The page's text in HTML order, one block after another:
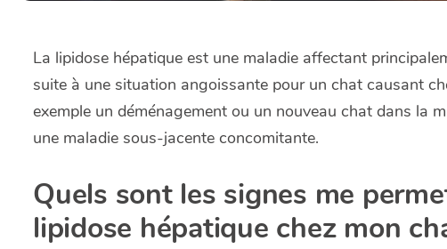
La lipidose hépatique est une maladie affectant
suite à une situation angoissante pour un chat causant
exemple un déménagement ou un nouveau chat dans la
une maladie sous-jacente concomitante.
Quels sont les signes me
lipidose hépatique chez mon